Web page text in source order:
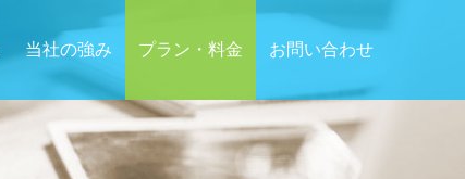
当社の強み プラン・料金 お問い合わせ